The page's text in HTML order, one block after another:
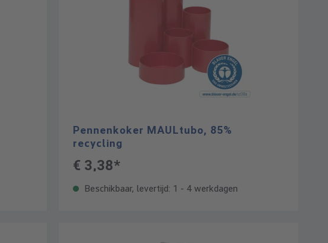
Pennenkoker MAULtubo, 85%
recycling
€ 3,38*
Beschikbaar, levertijd: 1 - 4 werkdagen